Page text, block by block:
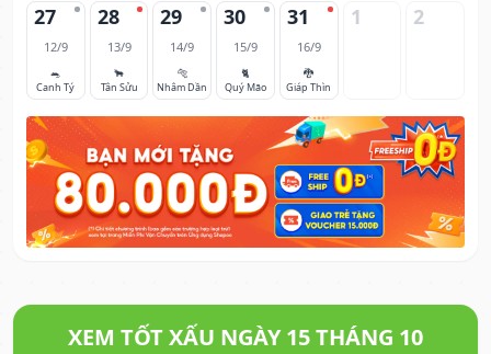
27
12/9
🐀
Canh Tý
28
13/9
🐂
Tân Sửu
29
14/9
🐅
Nhâm Dần
30
15/9
🐈
Quý Mão
31
16/9
🐉
Giáp Thìn
1 2
XEM TỐT XẤU NGÀY 15 THÁNG 10